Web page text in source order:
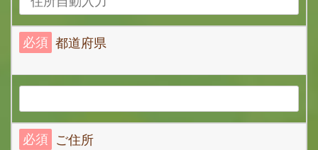
必須 都道府県
必須 ご住所